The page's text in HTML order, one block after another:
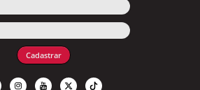
Cadastrar